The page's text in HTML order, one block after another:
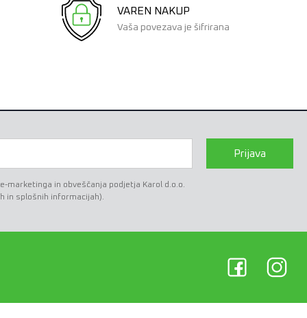
VAREN NAKUP
Vaša povezava je šifrirana
Prijava
marketinga in obveščanja podjetja Karol d.o.o.
in splošnih informacijah).